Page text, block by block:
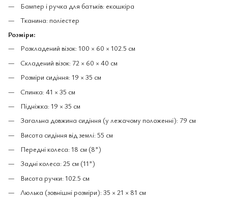
Бампер і ручка для батьків: екошкіра
Тканина: поліестер
Розміри:
Розкладений візок: 100 × 60 × 102.5 см
Складений візок: 72 × 60 × 40 см
Розміри сидіння: 19 × 35 см
Спинка: 41 × 35 см
Підніжка: 19 × 35 см
Загальна довжина сидіння (у лежачому положенні): 79 см
Висота сидіння від землі: 55 см
Передні колеса: 18 см (8”)
Задні колеса: 25 см (11”)
Висота ручки: 102.5 см
Люлька (зовнішні розміри): 35 × 21 × 81 см